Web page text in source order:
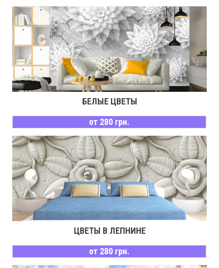
БЕЛЫЕ ЦВЕТЫ
от 280 грн.
ЦВЕТЫ В ЛЕПНИНЕ
от 280 грн.